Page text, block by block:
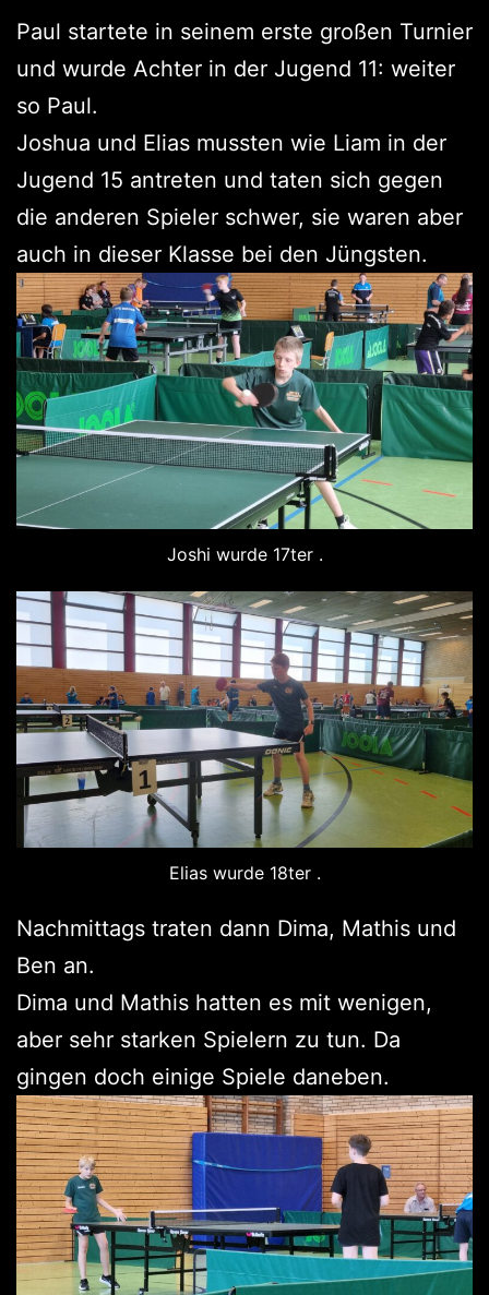
Paul startete in seinem erste großen Turnier
und wurde Achter in der Jugend 11: weiter
so Paul.
Joshua und Elias mussten wie Liam in der
Jugend 15 antreten und taten sich gegen
die anderen Spieler schwer, sie waren aber
auch in dieser Klasse bei den Jüngsten.
Joshi wurde 17ter .
Elias wurde 18ter .
Nachmittags traten dann Dima, Mathis und
Ben an.
Dima und Mathis hatten es mit wenigen,
aber sehr starken Spielern zu tun. Da
gingen doch einige Spiele daneben.